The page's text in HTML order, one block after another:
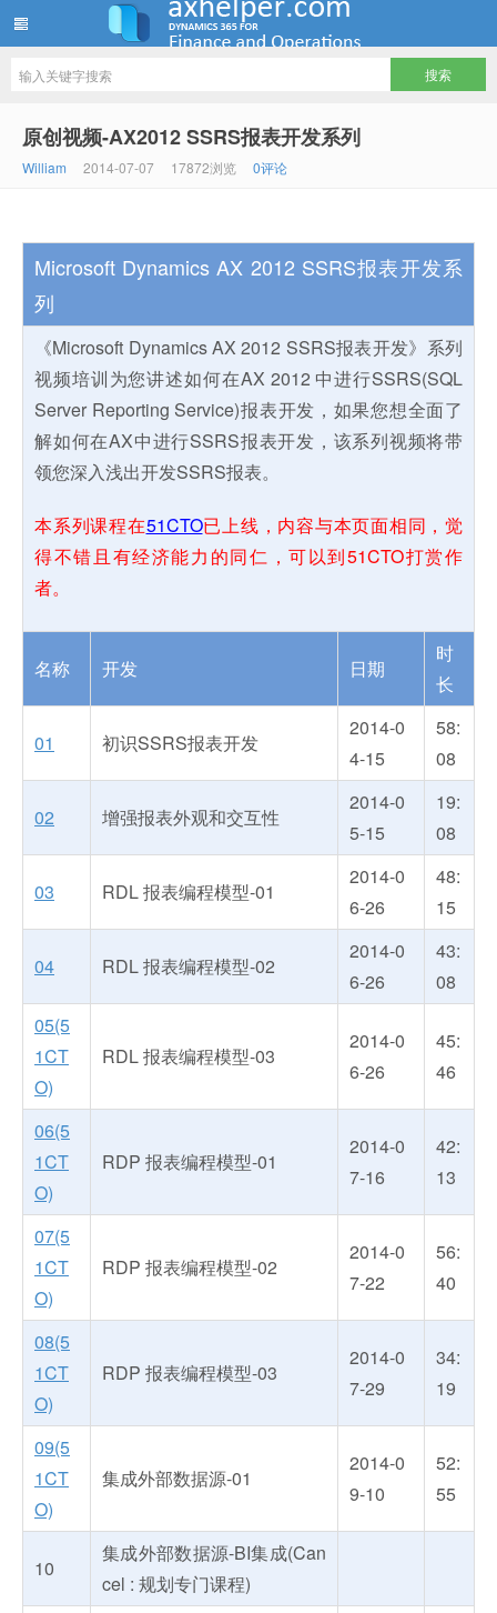
原创视频-AX2012 SSRS报表开发系列
William 2014-07-07 17872浏览 0评论
Microsoft Dynamics AX 2012 SSRS报表开发系
列
《Microsoft Dynamics AX 2012 SSRS报表开发》系列
视频培训为您讲述如何在AX 2012 中进行SSRS(SQL
Server Reporting Service)报表开发，如果您想全面了
解如何在AX中进行SSRS报表开发，该系列视频将带
领您深入浅出开发SSRS报表。
本系列课程在51CTO已上线，内容与本页面相同，觉
得不错且有经济能力的同仁，可以到51CTO打赏作
者。
名称 开发 日期
时
长
01 初识SSRS报表开发
2014-0
4-15
58:
08
02 增强报表外观和交互性
2014-0
5-15
19:
08
03 RDL 报表编程模型-01
2014-0
6-26
48:
15
04 RDL 报表编程模型-02
2014-0
6-26
43:
08
05(5
1CT
O)
RDL 报表编程模型-03
2014-0
6-26
45:
46
06(5
1CT
O)
RDP 报表编程模型-01
2014-0
7-16
42:
13
07(5
1CT
O)
RDP 报表编程模型-02
2014-0
7-22
56:
40
08(5
1CT
O)
RDP 报表编程模型-03
2014-0
7-29
34:
19
09(5
1CT
O)
集成外部数据源-01
2014-0
9-10
52:
55
10
集成外部数据源-BI集成(Can
cel : 规划专门课程)